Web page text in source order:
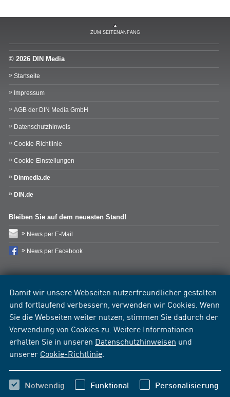
Damit wir unsere Webseiten nutzerfreundlicher gestalten
und fortlaufend verbessern, verwenden wir Cookies. Wenn
Sie die Webseiten weiter nutzen, stimmen Sie dadurch der
Verwendung von Cookies zu. Weitere Informationen
erhalten Sie in unseren Datenschutzhinweisen und
unserer Cookie-Richtlinie
Notwendig Funktional Personalisierung
ZUM SEITENANFANG
© 2026 DIN Media
Startseite
Impressum
AGB der DIN Media GmbH
Datenschutzhinweis
Cookie-Richtlinie
Cookie-Einstellungen
Dinmedia.de
DIN.de
Bleiben Sie auf dem neuesten Stand!
News per E-Mail
News per Facebook